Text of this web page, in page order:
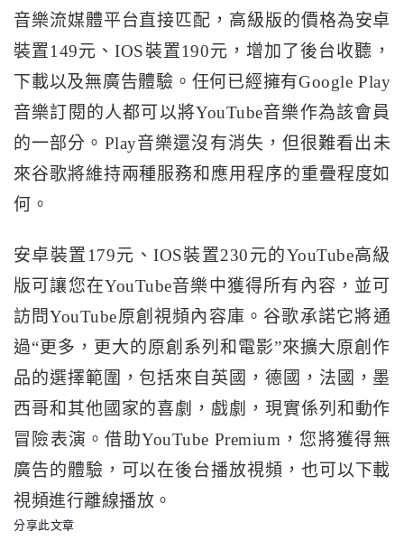
音樂流媒體平台直接匹配，高級版的價格為安卓
裝置149元、IOS裝置190元，增加了後台收聽，
下載以及無廣告體驗。任何已經擁有Google Play
音樂訂閱的人都可以將YouTube音樂作為該會員
的一部分。 Play音樂還沒有消失，但很難看出未
來谷歌將維持兩種服務和應用程序的重疊程度如
何。
安卓裝置179元、IOS裝置230元的YouTube高級
版可讓您在YouTube音樂中獲得所有內容，並可
訪問YouTube原創視頻內容庫。 谷歌承諾它將通
過“更多，更大的原創系列和電影”來擴大原創作
品的選擇範圍，包括來自英國，德國，法國，墨
西哥和其他國家的喜劇，戲劇，現實係列和動作
冒險表演。借助YouTube Premium，您將獲得無
廣告的體驗，可以在後台播放視頻，也可以下載
視頻進行離線播放。
分享此文章